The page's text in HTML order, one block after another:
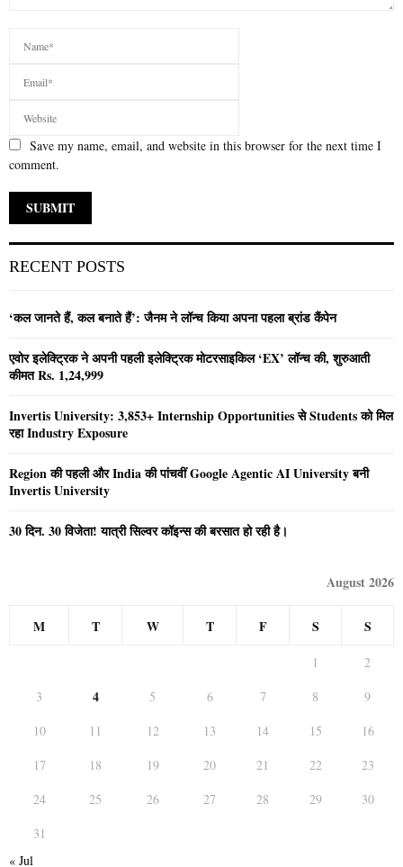
Save my name, email, and website in this browser for the next time I
comment.
RECENT POSTS
‘कल जानते हैं, कल बनाते हैं’: जैनम ने लॉन्च किया अपना पहला ब्रांड कैंपेन
एवोर इलेक्ट्रिक ने अपनी पहली इलेक्ट्रिक मोटरसाइकिल ‘EX’ लॉन्च की, शुरुआती
कीमत Rs. 1,24,999
Invertis University: 3,853+ Internship Opportunities से Students को मिल
रहा Industry Exposure
Region की पहली और India की पांचवीं Google Agentic AI University बनी
Invertis University
30 दिन. 30 विजेता! यात्री सिल्वर कॉइन्स की बरसात हो रही है।
August 2026
M T W T F S S
1
2
3
4 5 6 7 8
9
10
11 12 13 14 15
16
17
18 19 20 21 22
23
24
25 26 27 28 29
30
31
« Jul